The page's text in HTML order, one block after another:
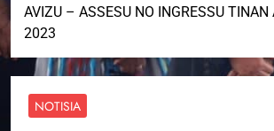
AVIZU – ASSESU NO INGRESSU TINAN
2023
NOTISIA